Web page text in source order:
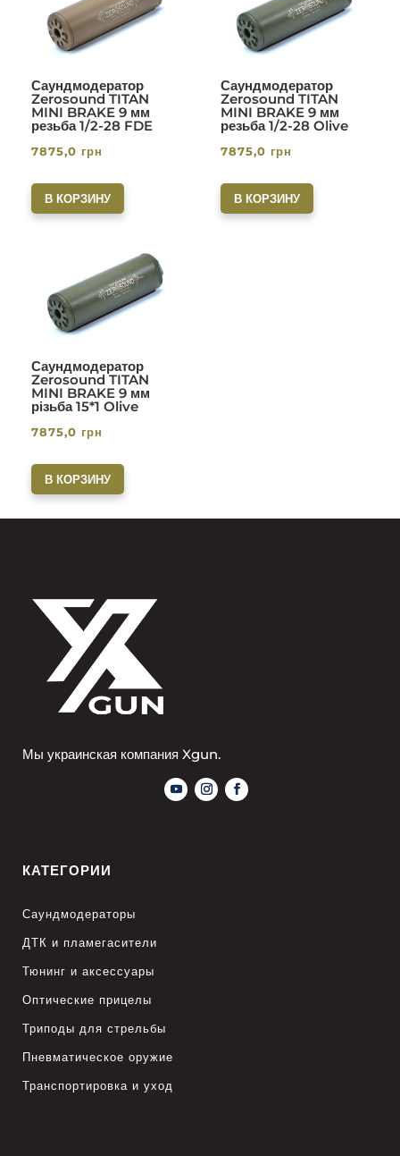
Саундмодератор
Zerosound TITAN
MINI BRAKE 9 мм
резьба 1/2-28 FDE
7875,0 грн
В КОРЗИНУ
Саундмодератор
Zerosound TITAN
MINI BRAKE 9 мм
резьба 1/2-28 Olive
7875,0 грн
В КОРЗИНУ
Саундмодератор
Zerosound TITAN
MINI BRAKE 9 мм
різьба 15*1 Olive
7875,0 грн
В КОРЗИНУ
Мы украинская компания Xgun.
КАТЕГОРИИ
Саундмодераторы
ДТК и пламегасители
Тюнинг и аксессуары
Оптические прицелы
Триподы для стрельбы
Пневматическое оружие
Транспортировка и уход